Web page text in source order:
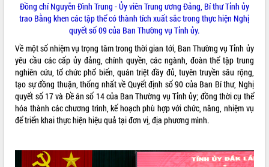
Đồng chí Nguyễn Đình Trung - Ủy viên Trung ương Đảng, Bí thư Tỉnh ủy
trao Bằng khen các tập thể có thành tích xuất sắc trong thực hiện Nghị
quyết số 09 của Ban Thường vụ Tỉnh ủy.
Về một số nhiệm vụ trọng tâm trong thời gian tới, Ban Thường vụ Tỉnh ủy
yêu cầu các cấp ủy đảng, chính quyền, các ngành, đoàn thể tập trung
nghiên cứu, tổ chức phổ biến, quán triệt đầy đủ, tuyên truyền sâu rộng,
tạo sự đồng thuận, thống nhất về Quyết định số 90 của Ban Bí thư, Nghị
quyết số 17 và Đề án số 14 của Ban Thường vụ Tỉnh ủy; đồng thời cụ thể
hóa thành các chương trình, kế hoạch phù hợp với chức, năng, nhiệm vụ
để triển khai thực hiện hiệu quả tại đơn vị, địa phương mình.